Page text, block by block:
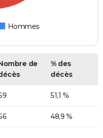
Hommes
de
% des
décès
51,1 %
48,9 %